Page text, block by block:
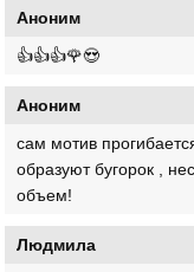
Аноним
👍👍👍🌹😍
Аноним
сам мотив
образуют бугорок ,
объем!
Людмила